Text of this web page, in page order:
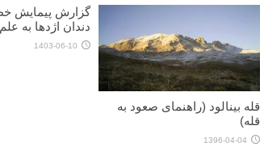
قله بینالود (راهنمای صعود به
قله)
1396-04-04
گزارش پیمایش
دندان اژدها به
1403-06-10